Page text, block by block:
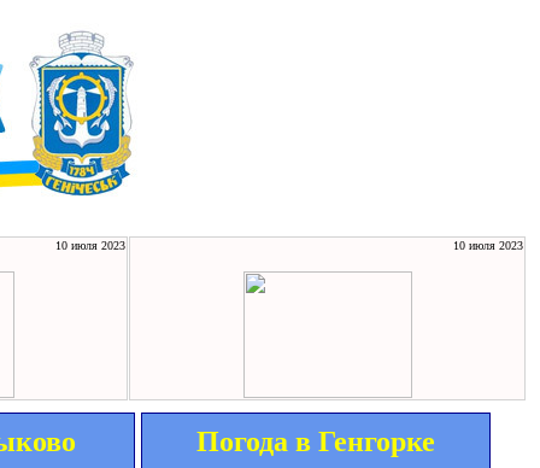
10 июля 2023 10 июля 2023
Погода в Генгорке